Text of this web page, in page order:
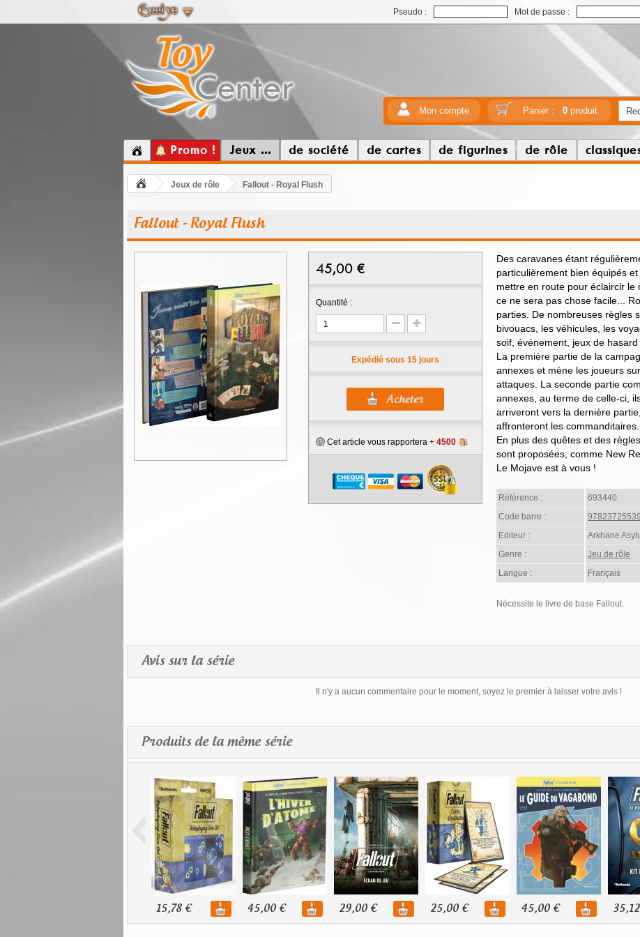
Pseudo : Mot de passe :
Mon compte Panier : 0produit
Promo ! Jeux ... de société de cartes de figurines de rôle
Jeux de rôle Fallout - Royal Flush
Fallout - Royal Flush
45,00 €
Quantité :
Expédié sous 15 jours
Cet article vous rapportera + 4500
Des caravanes étant
particulièrement bien équipés
mettre en route pour éclaircir
ce ne sera pas chose facile...
parties. De nombreuses règles
bivouacs, les véhicules, les
soif, événement, jeux de
La première partie de la
annexes et mène les joueurs
attaques. La seconde partie
annexes, au terme de celle-ci,
arriveront vers la dernière
affronteront les commanditaires.
En plus des quêtes et des
sont proposées, comme New
Le Mojave est à vous !
Référence :
693440
Code barre :
Editeur :
Arkhane
Genre :
Jeu de rôle
Langue :
Français
Nécessite le livre de base Fallout.
Avis sur la série
Il n'y a aucun commentaire pour le moment, soyez le premier à laisser votre avis !
Produits de la même série
15,78 € 45,00 € 29,00 € 25,00 € 45,00 €